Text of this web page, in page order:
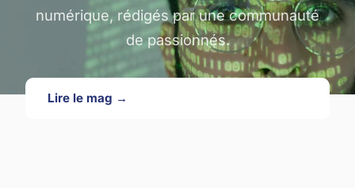
numérique, rédigés par une communauté
de passionnés.
Lire le mag →